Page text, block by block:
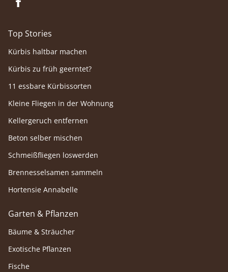
Top Stories
Kürbis haltbar machen
Kürbis zu früh geerntet?
11 essbare Kürbissorten
Kleine Fliegen in der Wohnung
Kellergeruch entfernen
Beton selber mischen
Schmeißfliegen loswerden
Brennesselsamen sammeln
Hortensie Annabelle
Garten & Pflanzen
Bäume & Sträucher
Exotische Pflanzen
Fische